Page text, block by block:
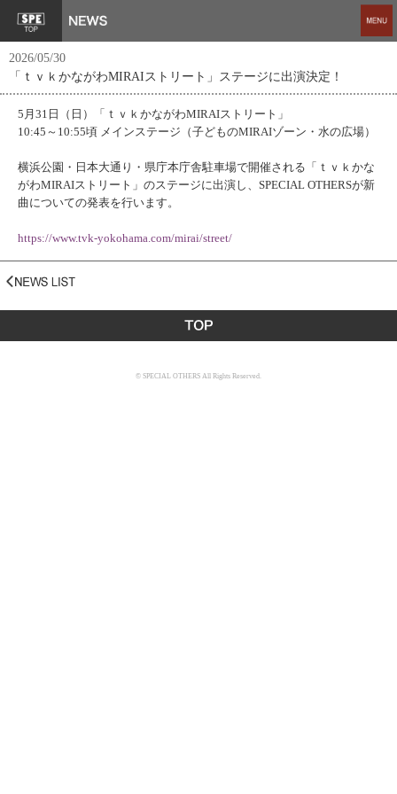
2026/05/30
「ｔｖｋかながわMIRAIストリート」ステージに出演決定！
5月31日（日）「ｔｖｋかながわMIRAIストリート」
10:45～10:55頃 メインステージ（子どものMIRAIゾーン・水の広場）
横浜公園・日本大通り・県庁本庁舎駐車場で開催される「ｔｖｋかな
がわMIRAIストリート」のステージに出演し、SPECIAL OTHERSが新
曲についての発表を行います。
https://www.tvk-yokohama.com/mirai/street/
© SPECIAL OTHERS All Rights Reserved.